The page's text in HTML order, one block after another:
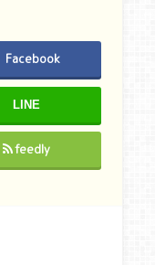
Facebook
LINE
feedly